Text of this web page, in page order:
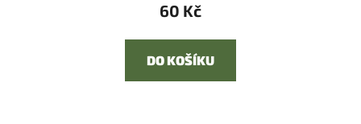
60 Kč
DO KOŠÍKU